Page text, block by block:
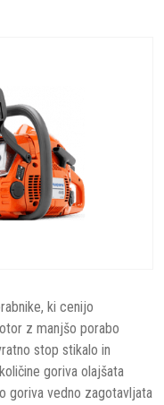
ki cenijo
z manjšo porabo
stop stikalo in
goriva olajšata
goriva vedno zagotavljata